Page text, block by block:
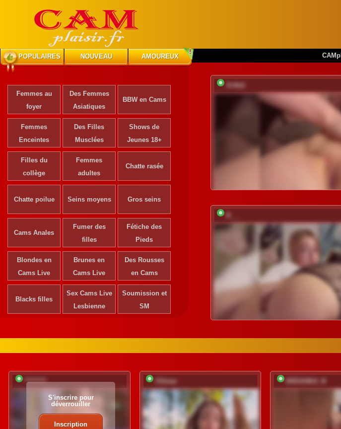
POPULAIRES NOUVEAU AMOUREUX
Femmes au
foyer
Des Femmes
Asiatiques
BBW en Cams
Femmes
Enceintes
Des Filles
Musclées
Shows de
Jeunes 18+
Filles du
collège
Femmes
adultes
Chatte rasée
Chatte poilue Seins moyens Gros seins
Cams Anales
Fumer des
filles
Fétiche des
Pieds
Blondes en
Cams Live
Brunes en
Cams Live
Des Rousses
en Cams
Blacks filles
Sex Cams Live
Lesbienne
Soumission et
SM
A-Huli
*********
S'inscrire pour
déverrouiller
Inscription
Chloee